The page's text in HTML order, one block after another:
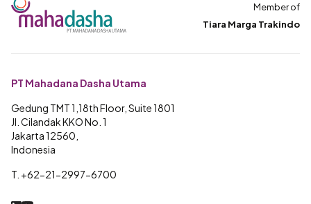
Member of
Tiara Marga Trakindo
PT Mahadana Dasha Utama
Gedung TMT 1,18th Floor, Suite 1801
Jl. Cilandak KKO No. 1
Jakarta 12560,
Indonesia
T. +62-21-2997-6700